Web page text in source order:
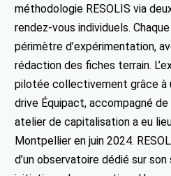
méthodologie RESOLIS via
rendez-vous individuels.
périmètre d’expérimentation,
rédaction des fiches terrain.
pilotée collectivement grâce à
drive Équipact, accompagné
atelier de capitalisation a eu
Montpellier en juin 2024.
d’un observatoire dédié sur